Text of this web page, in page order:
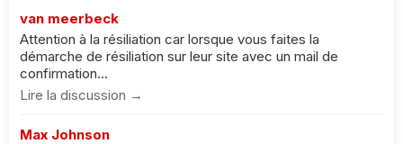
van meerbeck
Attention à la résiliation car lorsque vous faites la
démarche de résiliation sur leur site avec un mail de
confirmation...
Lire la discussion →
Max Johnson